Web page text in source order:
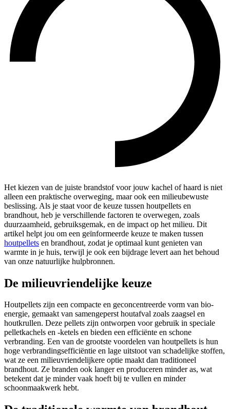
Het kiezen van de juiste brandstof voor jouw kachel of haard is niet
alleen een praktische overweging, maar ook een milieubewuste
beslissing. Als je staat voor de keuze tussen houtpellets en
brandhout, heb je verschillende factoren te overwegen, zoals
duurzaamheid, gebruiksgemak, en de impact op het milieu. Dit
artikel helpt jou om een geïnformeerde keuze te maken tussen
houtpellets en brandhout, zodat je optimaal kunt genieten van
warmte in je huis, terwijl je ook een bijdrage levert aan het behoud
van onze natuurlijke hulpbronnen.
De milieuvriendelijke keuze
Houtpellets zijn een compacte en geconcentreerde vorm van bio-
energie, gemaakt van samengeperst houtafval zoals zaagsel en
houtkrullen. Deze pellets zijn ontworpen voor gebruik in speciale
pelletkachels en -ketels en bieden een efficiënte en schone
verbranding. Een van de grootste voordelen van houtpellets is hun
hoge verbrandingsefficiëntie en lage uitstoot van schadelijke stoffen,
wat ze een milieuvriendelijkere optie maakt dan traditioneel
brandhout. Ze branden ook langer en produceren minder as, wat
betekent dat je minder vaak hoeft bij te vullen en minder
schoonmaakwerk hebt.